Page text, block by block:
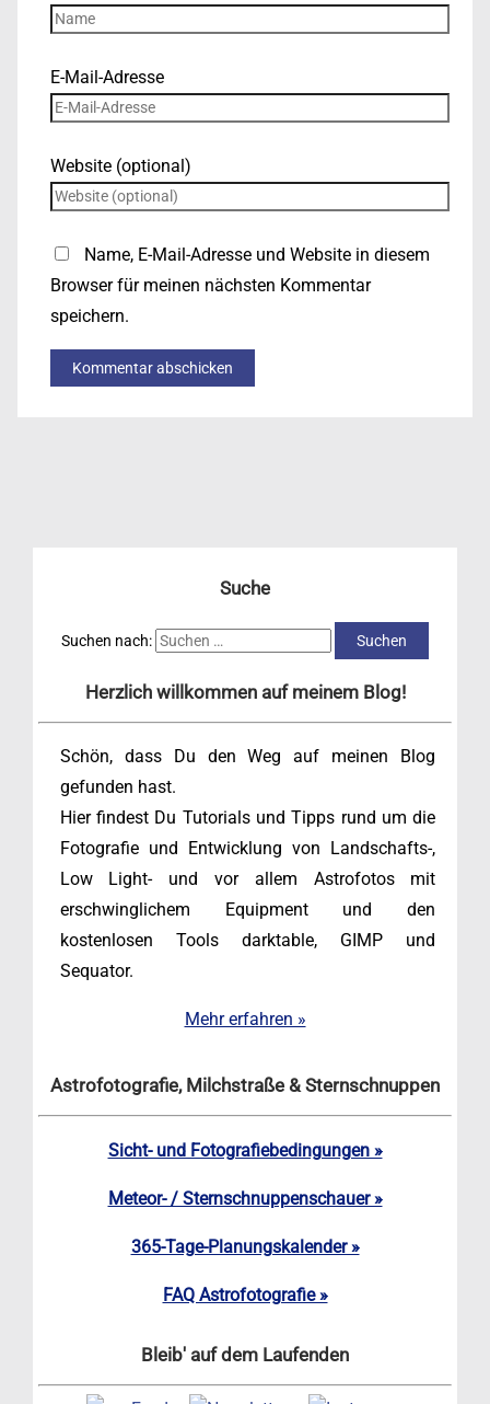
E-Mail-Adresse
Website (optional)
Name, E-Mail-Adresse und Website in diesem
Browser für meinen nächsten Kommentar
speichern.
Suche
Suchen nach:
Herzlich willkommen auf meinem Blog!
Schön, dass Du den Weg auf meinen Blog
gefunden hast.
Hier findest Du Tutorials und Tipps rund um die
Fotografie und Entwicklung von Landschafts-,
Low Light- und vor allem Astrofotos mit
erschwinglichem Equipment und den
kostenlosen Tools darktable, GIMP und
Sequator.
Mehr erfahren »
Astrofotografie, Milchstraße & Sternschnuppen
Sicht- und Fotografiebedingungen »
Meteor- / Sternschnuppenschauer »
365-Tage-Planungskalender »
FAQ Astrofotografie »
Bleib' auf dem Laufenden